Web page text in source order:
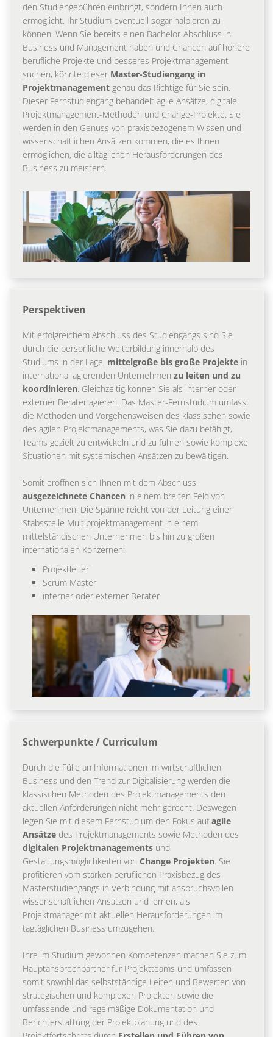
den Studiengebühren einbringt, sondern Ihnen auch
ermöglicht, Ihr Studium eventuell sogar halbieren zu
können. Wenn Sie bereits einen Bachelor-Abschluss in
Business und Management haben und Chancen auf höhere
berufliche Projekte und besseres Projektmanagement
suchen, könnte dieser Master-Studiengang in
Projektmanagement genau das Richtige für Sie sein.
Dieser Fernstudiengang behandelt agile Ansätze, digitale
Projektmanagement-Methoden und Change-Projekte. Sie
werden in den Genuss von praxisbezogenem Wissen und
wissenschaftlichen Ansätzen kommen, die es Ihnen
ermöglichen, die alltäglichen Herausforderungen des
Business zu meistern.
Perspektiven
Mit erfolgreichem Abschluss des Studiengangs sind Sie
durch die persönliche Weiterbildung innerhalb des
Studiums in der Lage, mittelgroße bis große Projekte in
international agierenden Unternehmen zu leiten und zu
koordinieren . Gleichzeitig können Sie als interner oder
externer Berater agieren. Das Master-Fernstudium umfasst
die Methoden und Vorgehensweisen des klassischen sowie
des agilen Projektmanagements, was Sie dazu befähigt,
Teams gezielt zu entwickeln und zu führen sowie komplexe
Situationen mit systemischen Ansätzen zu bewältigen.
Somit eröffnen sich Ihnen mit dem Abschluss
ausgezeichnete Chancen in einem breiten Feld von
Unternehmen. Die Spanne reicht von der Leitung einer
Stabsstelle Multiprojektmanagement in einem
mittelständischen Unternehmen bis hin zu großen
internationalen Konzernen:
Projektleiter
Scrum Master
interner oder externer Berater
Schwerpunkte / Curriculum
Durch die Fülle an Informationen im wirtschaftlichen
Business und den Trend zur Digitalisierung werden die
klassischen Methoden des Projektmanagements den
aktuellen Anforderungen nicht mehr gerecht. Deswegen
legen Sie mit diesem Fernstudium den Fokus aufagile
Ansätze des Projektmanagements sowie Methoden des
digitalen Projektmanagements und
Gestaltungsmöglichkeiten von Change Projekten. Sie
profitieren vom starken beruflichen Praxisbezug des
Masterstudiengangs in Verbindung mit anspruchsvollen
wissenschaftlichen Ansätzen und lernen, als
Projektmanager mit aktuellen Herausforderungen im
tagtäglichen Business umzugehen.
Ihre im Studium gewonnen Kompetenzen machen Sie zum
Hauptansprechpartner für Projektteams und umfassen
somit sowohl das selbstständige Leiten und Bewerten von
strategischen und komplexen Projekten sowie die
umfassende und regelmäßige Dokumentation und
Berichterstattung der Projektplanung und des